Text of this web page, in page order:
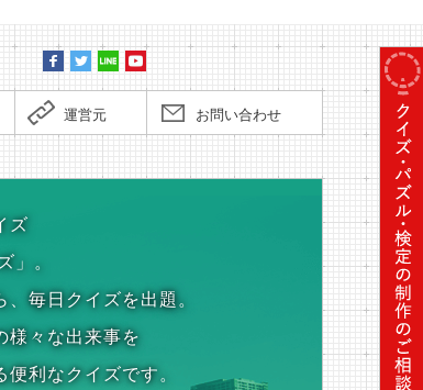
運営元 お問い合わせ
ズ
」。
毎日クイズを出題。
様々な出来事を
利なクイズです。